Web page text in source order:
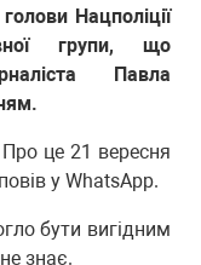
Нацполіції
групи, що
Павла
це 21 вересня
у WhatsApp.
бути вигідним
знає.